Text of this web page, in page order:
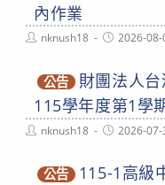
內作業
Postnknush18
Post2026-08-
公告
財團法人
115學年度第1學
Postnknush18
Post2026-07-
公告
115-1高級